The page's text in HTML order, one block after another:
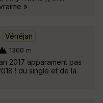
»
Vénéjan
1300 m
2017 apparament pas
! du single et de la